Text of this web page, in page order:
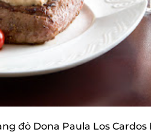
đỏ Dona Paula Los Cardos